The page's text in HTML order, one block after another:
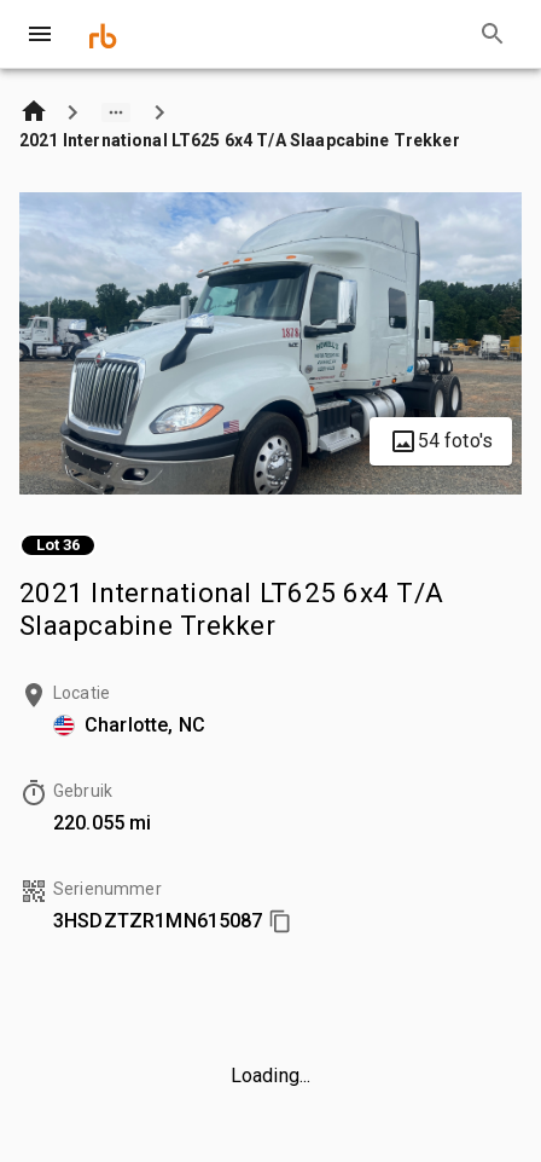
2021 International LT625 6x4 T/A Slaapcabine Trekker
54 foto's
Lot 36
2021 International LT625 6x4 T/A
Slaapcabine Trekker
Locatie
Charlotte, NC
Gebruik
220.055 mi
Serienummer
3HSDZTZR1MN615087
Loading...